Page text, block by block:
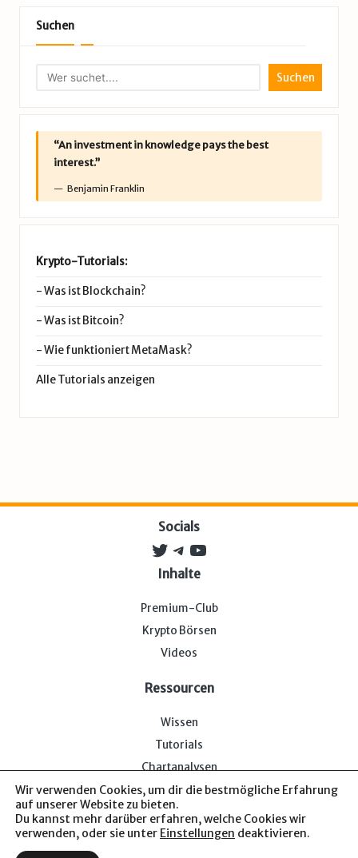
Suchen
Suchen
“An investment in knowledge pays the best
interest.”
Benjamin Franklin
Krypto-Tutorials:
-Was ist Blockchain?
-Was ist Bitcoin?
-Wie funktioniert MetaMask?
Alle Tutorials anzeigen
Socials
Twitter
Telegram
YouTube
Inhalte
Premium-Club
Krypto Börsen
Videos
Ressourcen
Wissen
Tutorials
Chartanalysen
Wir verwenden Cookies, um dir die bestmögliche Erfahrung
auf unserer Website zu bieten.
Du kannst mehr darüber erfahren, welche Cookies wir
verwenden, oder sie unter Einstellungen deaktivieren.